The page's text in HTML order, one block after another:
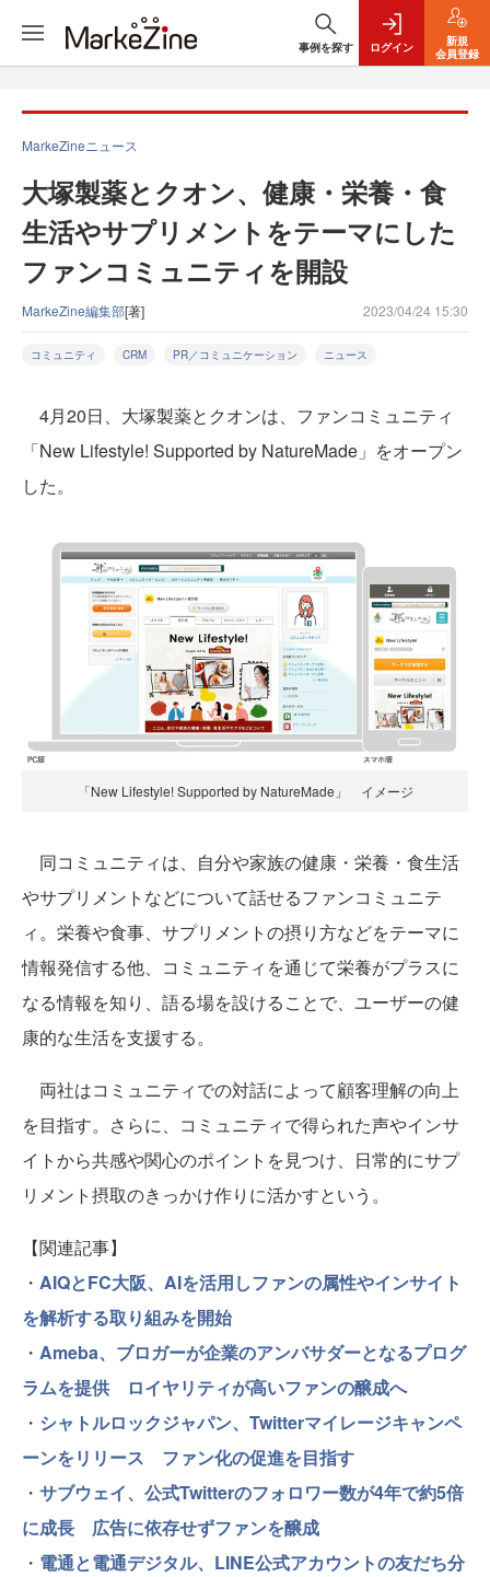
事例を探す ログイン
新規
会員登録
MarkeZineニュース
大塚製薬とクオン、健康・栄養・食
生活やサプリメントをテーマにした
ファンコミュニティを開設
MarkeZine編集部[著] 2023/04/24 15:30
コミュニティ CRM PR／コミュニケーション ニュース
4月20日、大塚製薬とクオンは、ファンコミュニティ
「New Lifestyle! Supported by NatureMade」をオープン
した。
「New Lifestyle! Supported by NatureMade」 イメージ
同コミュニティは、自分や家族の健康・栄養・食生活
やサプリメントなどについて話せるファンコミュニテ
ィ。栄養や食事、サプリメントの摂り方などをテーマに
情報発信する他、コミュニティを通じて栄養がプラスに
なる情報を知り、語る場を設けることで、ユーザーの健
康的な生活を支援する。
両社はコミュニティでの対話によって顧客理解の向上
を目指す。さらに、コミュニティで得られた声やインサ
イトから共感や関心のポイントを見つけ、日常的にサプ
リメント摂取のきっかけ作りに活かすという。
【関連記事】
・ AIQとFC大阪、AIを活用しファンの属性やインサイト
を解析する取り組みを開始
・ Ameba、ブロガーが企業のアンバサダーとなるプログ
ラムを提供 ロイヤリティが高いファンの醸成へ
・ シャトルロックジャパン、Twitterマイレージキャンペ
ーンをリリース ファン化の促進を目指す
・ サブウェイ、公式Twitterのフォロワー数が4年で約5倍
に成長 広告に依存せずファンを醸成
・ 電通と電通デジタル、LINE公式アカウントの友だち分